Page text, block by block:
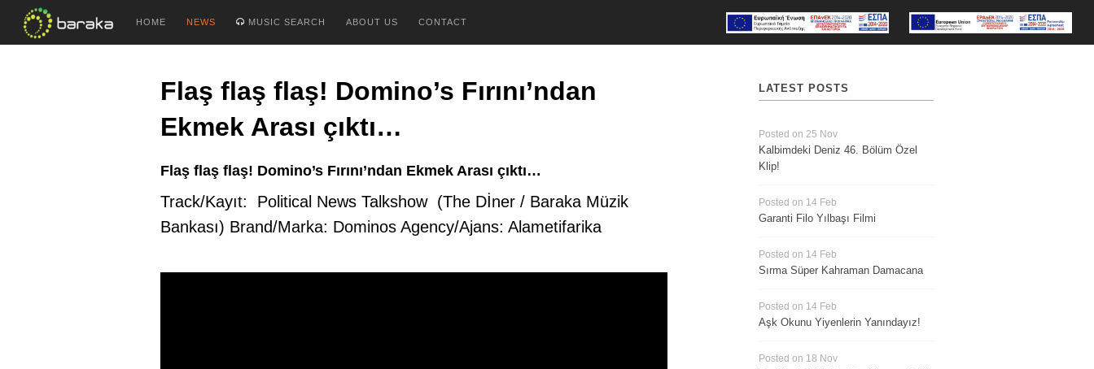
HOME NEWS MUSIC SEARCH ABOUT US CONTACT
Flaş flaş flaş! Domino’s Fırını’ndan
Ekmek Arası çıktı…
Flaş flaş flaş! Domino’s Fırını’ndan Ekmek Arası çıktı…
Track/Kayıt: Political News Talkshow (The Dİner / Baraka Müzik
Bankası) Brand/Marka: Dominos Agency/Ajans: Alametifarika
LATEST POSTS
Posted on 25 Nov
Kalbimdeki Deniz 46. Bölüm Özel
Klip!
Posted on 14 Feb
Garanti Filo Yılbaşı Filmi
Posted on 14 Feb
Sırma Süper Kahraman Damacana
Posted on 14 Feb
Aşk Okunu Yiyenlerin Yanındayız!
Posted on 18 Nov